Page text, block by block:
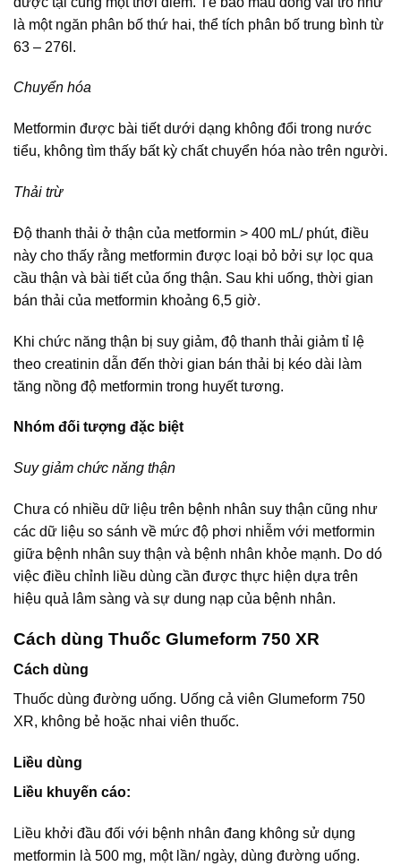
là một ngăn phân bố thứ hai, thể tích phân bố trung bình từ
63 – 276l.
Chuyển hóa
Metformin được bài tiết dưới dạng không đổi trong nước
tiểu, không tìm thấy bất kỳ chất chuyển hóa nào trên người.
Thải trừ
Độ thanh thải ở thận của metformin > 400 mL/ phút, điều
này cho thấy rằng metformin được loại bỏ bởi sự lọc qua
cầu thận và bài tiết của ống thận. Sau khi uống, thời gian
bán thải của metformin khoảng 6,5 giờ.
Khi chức năng thận bị suy giảm, độ thanh thải giảm tỉ lệ
theo creatinin dẫn đến thời gian bán thải bị kéo dài làm
tăng nồng độ metformin trong huyết tương.
Nhóm đối tượng đặc biệt
Suy giảm chức năng thận
Chưa có nhiều dữ liệu trên bệnh nhân suy thận cũng như
các dữ liệu so sánh về mức độ phơi nhiễm với metformin
giữa bệnh nhân suy thận và bệnh nhân khỏe mạnh. Do dó
việc điều chỉnh liều dùng cần được thực hiện dựa trên
hiệu quả lâm sàng và sự dung nạp của bệnh nhân.
Cách dùng Thuốc Glumeform 750 XR
Cách dùng
Thuốc dùng đường uống. Uống cả viên Glumeform 750
XR, không bẻ hoặc nhai viên thuốc.
Liều dùng
Liều khuyến cáo:
Liều khởi đầu đối với bệnh nhân đang không sử dụng
metformin là 500 mg, một lần/ ngày, dùng đường uống.